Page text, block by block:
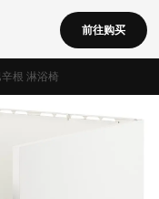
前往购买
根 淋浴椅